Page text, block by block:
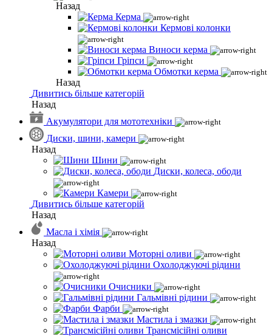
Назад
Керма
Кермові колонки
Виноси керма
Гріпси
Обмотки керма
Назад
Дивитись більше категорій
Назад
Акумулятори для мототехніки
Диски, шини, камери
Назад
Шини
Диски, колеса, ободи
Камери
Дивитись більше категорій
Назад
Масла і хімія
Назад
Моторні оливи
Охолоджуючі рідини
Очисники
Гальмівні рідини
Фарби
Мастила і змазки
Трансмісійні оливи